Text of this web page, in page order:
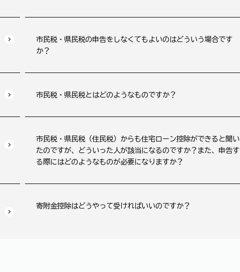
市民税・県民税の申告をしなくてもよいのはどういう場合です
か？
市民税・県民税とはどのようなものですか？
市民税・県民税（住民税）からも住宅ローン控除ができると聞い
たのですが、どういった人が該当になるのですか？また、申告す
る際にはどのようなものが必要になりますか？
寄附金控除はどうやって受ければいいのですか？